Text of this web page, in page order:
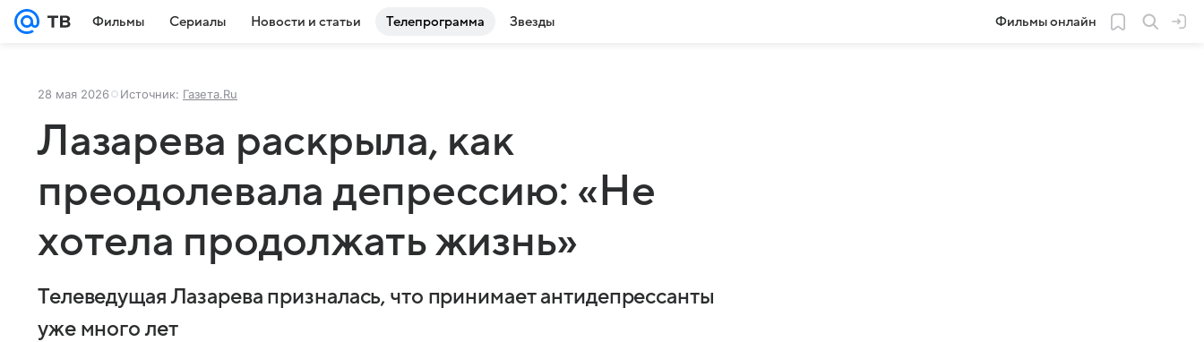
Фильмы Сериалы Новости и статьи Телепрограмма Звезды Фильмы онлайн
28 мая 2026 Источник: Газета.Ru
Лазарева раскрыла, как
преодолевала депрессию: «Не
хотела продолжать жизнь»
Телеведущая Лазарева призналась, что принимает антидепрессанты
уже много лет